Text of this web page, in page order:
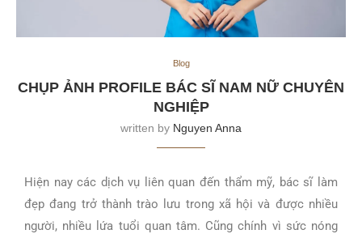
Blog
CHỤP ẢNH PROFILE BÁC SĨ NAM NỮ CHUYÊN
NGHIỆP
written by Nguyen Anna
Hiện nay các dịch vụ liên quan đến thẩm mỹ, bác sĩ làm
đẹp đang trở thành trào lưu trong xã hội và được nhiều
người, nhiều lứa tuổi quan tâm. Cũng chính vì sức nóng